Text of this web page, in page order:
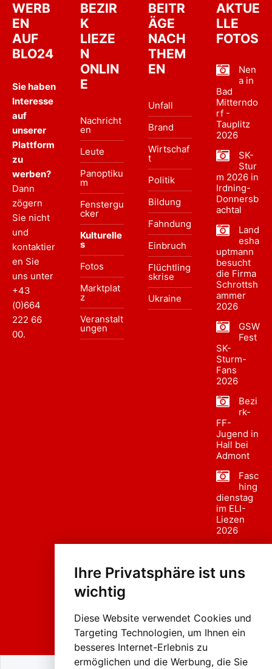
Ihre Privatsphäre ist uns
wichtig
Diese Website verwendet Cookies und
Targeting Technologien, um Ihnen ein
besseres Internet-Erlebnis zu
ermöglichen und die Werbung, die Sie
WERB
EN
AUF
BLO24
Sie haben
Interesse
auf
unserer
Plattform
zu
werben?
Dann
zögern
Sie nicht
und
kontaktier
en Sie
uns unter
+43
(0)664
222 66
00.
BEZIR
K
LIEZE
N
ONLIN
E
Nachricht
en
Leute
Panoptiku
m
Fenstergu
cker
Kulturelle
s
Fotos
Marktplat
z
Veranstalt
ungen
BEITR
ÄGE
NACH
THEM
EN
Unfall
Brand
Wirtschaf
t
Politik
Bildung
Fahndung
Einbruch
Flüchtling
skrise
Ukraine
AKTUE
LLE
FOTOS
Nen
a in
Bad
Mitterndo
rf -
Tauplitz
2026
SK-
Stur
m 2026 in
Irdning-
Donnersb
achtal
Land
esha
uptmann
besucht
die Firma
Schrottsh
ammer
2026
GSW
Fest
SK-
Sturm-
Fans
2026
Bezi
rk-
FF-
Jugend in
Hall bei
Admont
Fasc
hing
dienstag
im ELI-
Liezen
2026
sumzug
Liezen